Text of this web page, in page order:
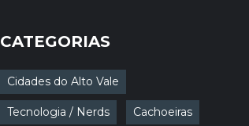
CATEGORIAS
Cidades do Alto Vale
Tecnologia / Nerds Cachoeiras